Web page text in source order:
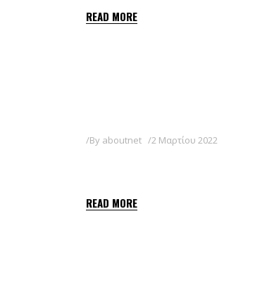
READ MORE
By aboutnet 2 Μαρτίου 2022
READ MORE